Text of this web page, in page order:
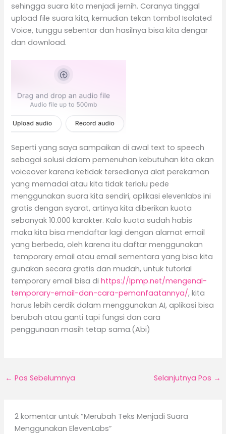
sehingga suara kita menjadi jernih. Caranya tinggal
upload file suara kita, kemudian tekan tombol Isolated
Voice, tunggu sebentar dan hasilnya bisa kita dengar
dan download.
Seperti yang saya sampaikan di awal text to speech
sebagai solusi dalam pemenuhan kebutuhan kita akan
voiceover karena ketidak tersedianya alat perekaman
yang memadai atau kita tidak terlalu pede
menggunakan suara kita sendiri, aplikasi elevenlabs ini
gratis dengan syarat, artinya kita diberikan kuota
sebanyak 10.000 karakter. Kalo kuota sudah habis
maka kita bisa mendaftar lagi dengan alamat email
yang berbeda, oleh karena itu daftar menggunakan
temporary email atau email sementara yang bisa kita
gunakan secara gratis dan mudah, untuk tutorial
temporary email bisa dihttps://lpmp.net/mengenal-
temporary-email-dan-cara-pemanfaatannya/, kita
harus lebih cerdik dalam menggunakan AI, aplikasi bisa
berubah atau ganti tapi fungsi dan cara
penggunaan masih tetap sama.(Abi)
← Pos Sebelumnya Selanjutnya Pos →
2 komentar untuk “Merubah Teks Menjadi Suara
Menggunakan ElevenLabs”